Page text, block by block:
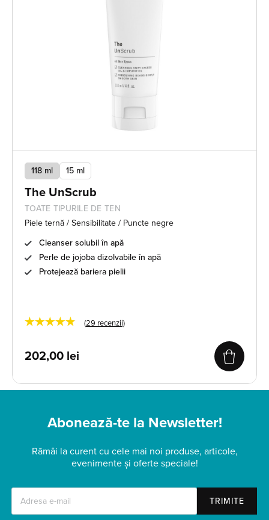
118 ml 15 ml
The UnScrub
TOATE TIPURILE DE TEN
Piele ternă / Sensibilitate / Puncte negre
Cleanser solubil în apă
Perle de jojoba dizolvabile în apă
Protejează bariera pielii
★★★★★ (29 recenzii)
202,00 lei
Abonează-te la Newsletter!
Rămâi la curent cu cele mai noi produse, articole,
evenimente și oferte speciale!
TRIMITE